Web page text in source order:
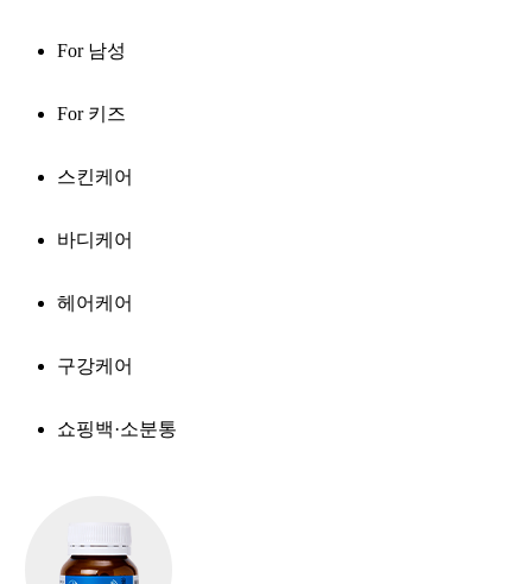
For 남성
For 키즈
스킨케어
바디케어
헤어케어
구강케어
쇼핑백·소분통